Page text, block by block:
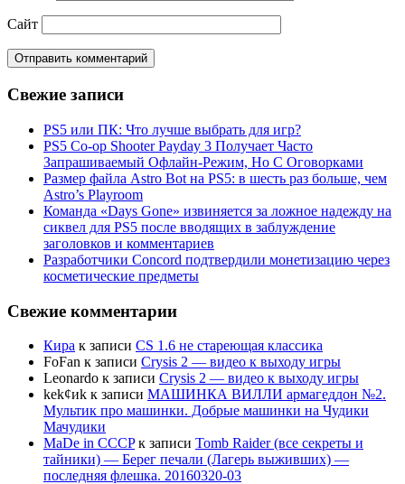
Сайт
Свежие записи
PS5 или ПК: Что лучше выбрать для игр?
PS5 Co-op Shooter Payday 3 Получает Часто
Запрашиваемый Офлайн-Режим, Но С Оговорками
Размер файла Astro Bot на PS5: в шесть раз больше, чем
Astro’s Playroom
Команда «Days Gone» извиняется за ложное надежду на
сиквел для PS5 после вводящих в заблуждение
заголовков и комментариев
Разработчики Concord подтвердили монетизацию через
косметические предметы
Свежие комментарии
Кира к записи CS 1.6 не стареющая классика
FoFan к записи Crysis 2 — видео к выходу игры
Leonardo к записи Crysis 2 — видео к выходу игры
kek¢иk к записи МАШИНКА ВИЛЛИ армагеддон №2.
Мультик про машинки. Добрые машинки на Чудики
Мачудики
MaDe in CCCPк записи Tomb Raider (все секреты и
тайники) — Берег печали (Лагерь выживших) —
последняя флешка. 20160320-03